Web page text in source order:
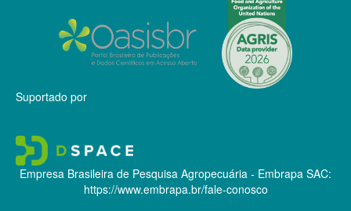
Suportado por
Empresa Brasileira de Pesquisa Agropecuária - Embrapa SAC:
https://www.embrapa.br/fale-conosco